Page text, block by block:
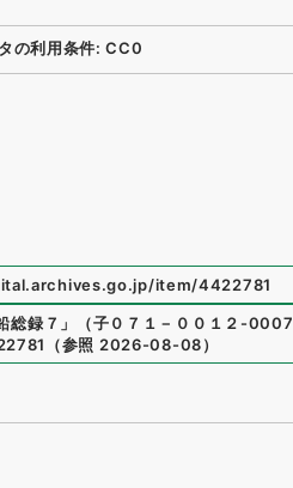
の利用条件: CC0
item/4422781
総録７ 」 （子０７１－００１２-0007
（参照 2026-08-08）